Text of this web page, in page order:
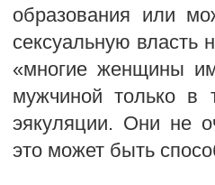
образования или
сексуальную
«многие женщины
мужчиной только в
эякуляции. Они не
это может быть